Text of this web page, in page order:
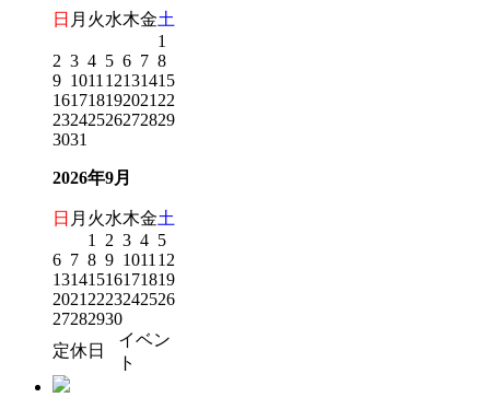
日 月 火水木金土
1
2 3 4 5 6 7 8
9 1011 12131415
161718192021 22
23242526272829
3031
2026年9月
日 月 火水木金土
1
2 3 4 5
6 7 8 9 1011 12
13141516171819
2021 2223242526
27282930
定休日
イベン
ト